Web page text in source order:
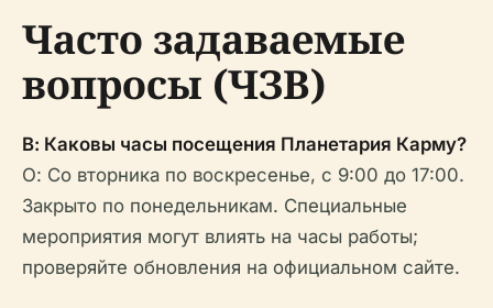
Часто задаваемые
вопросы (ЧЗВ)
В: Каковы часы посещения Планетария Карму?
О: Со вторника по воскресенье, с 9:00 до 17:00.
Закрыто по понедельникам. Специальные
мероприятия могут влиять на часы работы;
проверяйте обновления на официальном сайте.